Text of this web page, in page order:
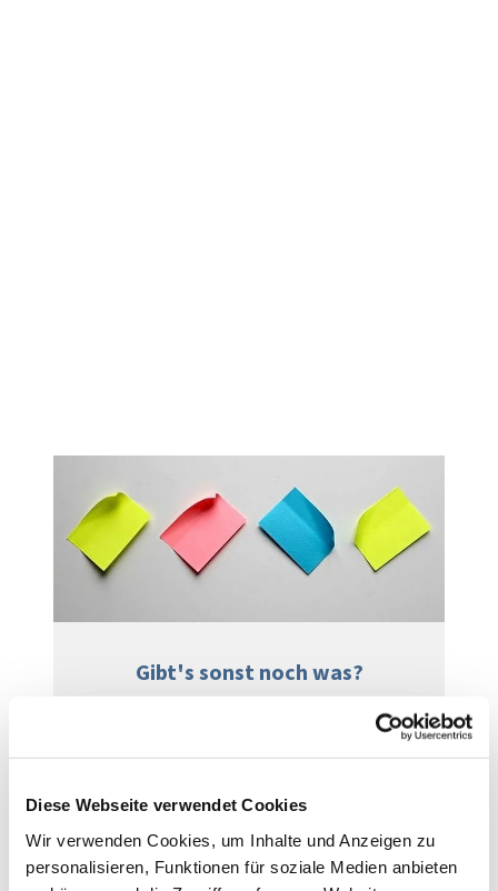
Diese Webseite verwendet Cookies
Wir verwenden Cookies, um Inhalte und Anzeigen zu
personalisieren, Funktionen für soziale Medien anbieten
Gibt's sonst noch was?